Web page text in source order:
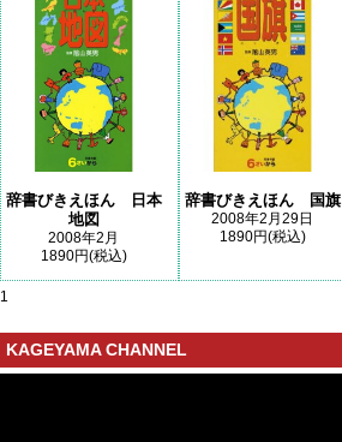
辞書びきえほん 日本
地図
2008年2月
1890円(税込)
辞書びきえほん 国旗
2008年2月29日
1890円(税込)
1
KAGEYAMA CHANNEL